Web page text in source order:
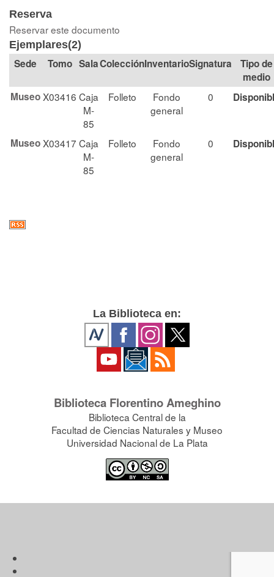
Reserva
Reservar este documento
Ejemplares(2)
Tomo SalaColección Signatura
Tipo de
medio
MuseoX03416 Caja
M-
85
Folleto
Fondo
general
0
MuseoX03417 Caja
M-
85
Folleto
Fondo
general
0
La Biblioteca en:
Biblioteca Florentino Ameghino
Biblioteca Central de la
Facultad de Ciencias Naturales y Museo
Universidad Nacional de La Plata